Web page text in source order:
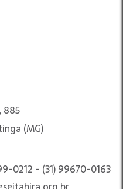
885
(MG)
0212 - (31) 99670-0163